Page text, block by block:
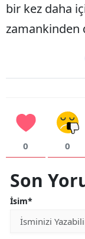
bir kez daha
zamankinden
0 0
Son
İsim*